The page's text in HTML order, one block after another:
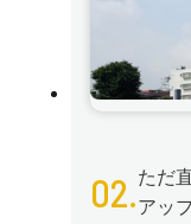
02.ただ
アッ